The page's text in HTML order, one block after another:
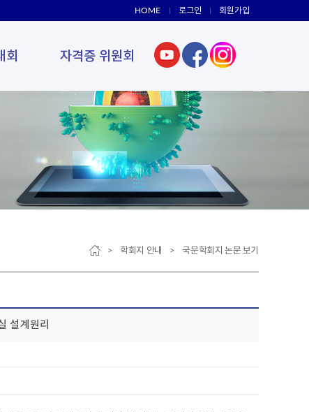
HOME 로그인 회원가입
회 자격증 위원회
> 학회지 안내 > 국문학회지 논문 보기
설계원리